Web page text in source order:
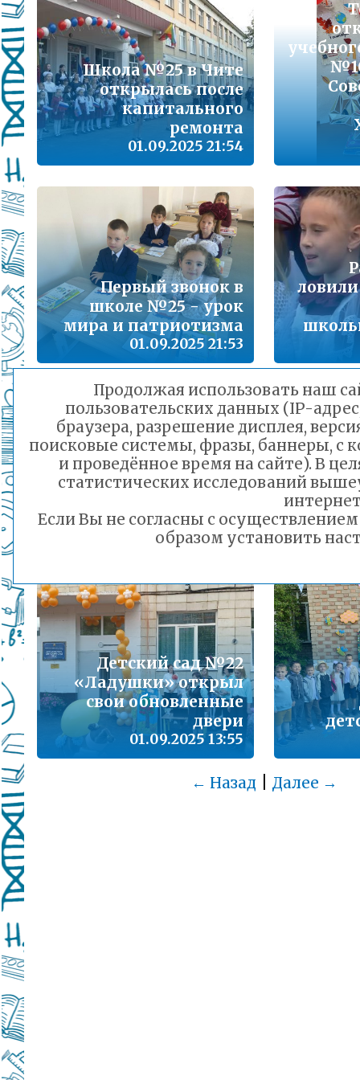
Подробнее...
Школа управленческого резерва: Ваш
Подробнее...
ВАШ РЕБЁНОК ИДЁТ В ДЕТСКИЙ САД
Подробнее...
Детский телефон доверия
Подробнее...
«Горячая линия» для сообщения
находящихся в социально опасной
Подробнее...
Телефон горячей линии по вопросам
проведения государственной итоговой
образовательным программам основного
образования и среднего общего
Порядок предоставления льготного
малоимущих семей
Подробнее...
Горячая линия по вопросам школьного
30-21
дошкольного образования и тел 32-41-13
Подробнее...
Школа №25 в Чите
открылась после
капитального
ремонта
01.09.2025 21:54
Первый звонок в
школе №25 - урок
мира и патриотизма
01.09.2025 21:53
№48
01.09.2025 21:51
Детский сад №22
«Ладушки» открыл
свои обновленные
двери
01.09.2025 13:55
← Назад| Далее →
Продолжая использовать наш
пользовательских данных (IP-
браузера, разрешение дисплея,
поисковые системы, фразы, баннеры, с
и проведённое время на сайте). В
статистических исследований
Если Вы не согласны с
образом установить